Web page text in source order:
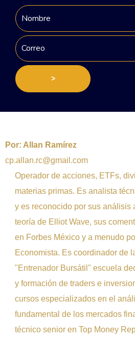
>
Por: Allan Ramírez
cp.allan.rc@gmail.com
Operador de acciones, ETFs,
materias primas. Es analista
y es reconocido por sus análisis
teoría de Elliot Wave, sus
en Forbes México y a menudo
Economista. Es coordinador de
"Entrenador Bursátil" escuela
y formación de traders e
cursos especializados en el
fundamental de los mercados
técnico senior en Top Money